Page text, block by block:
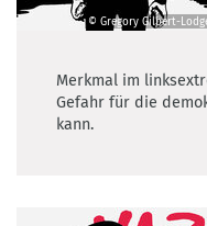
Gilbert-
Lodge
© Gregory Gilbert-
Merkmal im
Gefahr für die
kann.